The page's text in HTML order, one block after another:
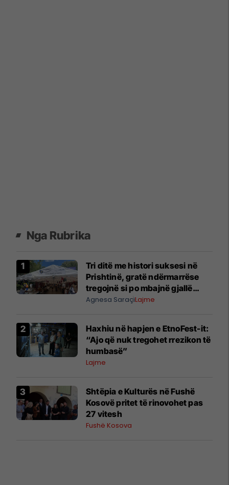
Nga Rubrika
Tri ditë me histori suksesi në
Prishtinë, gratë ndërmarrëse
tregojnë si po mbajnë gjallë
traditën dhe biznesin
Agnesa SaraçiLajme
Haxhiu në hapjen e EtnoFest-it:
“Ajo që nuk tregohet rrezikon të
humbasë”
Lajme
Shtëpia e Kulturës në Fushë
Kosovë pritet të rinovohet pas
27 vitesh
Fushë Kosova